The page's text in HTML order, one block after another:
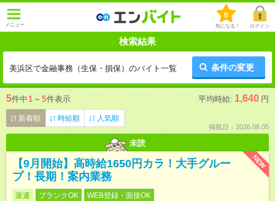
メニュー
0
気になる！ ログイン
検索結果
美浜区で金融事務（生保・損保）のバイト一覧 条件の変更
5件中1 ～ 5件表示 平均時給: 1,640 円
新着順 時給順 人気順
掲載日：2026.08.05
未読
NEW
【9月開始】高時給1650円カラ！大手グルー
プ！長期！案内業務
派遣 ブランクOK WEB登録・面接OK